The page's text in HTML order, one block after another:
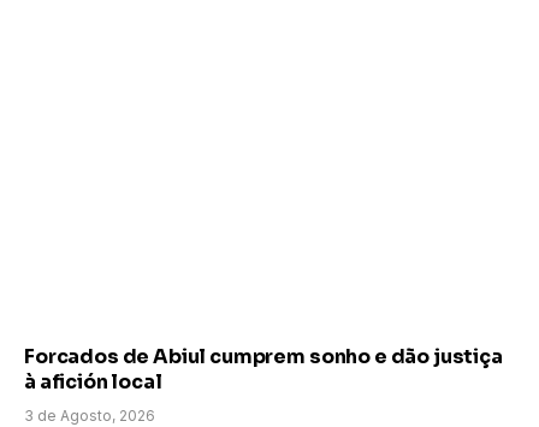
Forcados de Abiul cumprem sonho e dão justiça
à afición local
3 de Agosto, 2026